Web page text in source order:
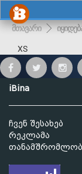
მთავარი
XS
iBina
ჩვენ შესახებ
რეკლამა